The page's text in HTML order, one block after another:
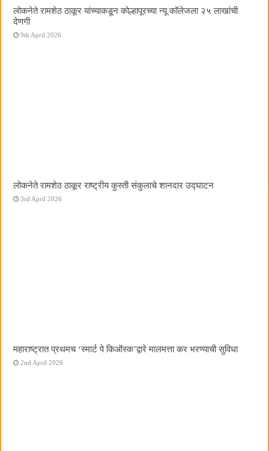
लोकनेते रामशेठ ठाकूर यांच्याकडून कोल्हापूरच्या न्यू कॉलेजला २५ लाखांची
देणगी
9th April 2026
लोकनेते रामशेठ ठाकूर राष्ट्रीय कुस्ती संकुलाचे शानदार उद्घाटन
3rd April 2026
महाराष्ट्रात प्रथमच ‌‘स्मार्ट पे किऑस्क‌’द्वारे मालमत्ता कर भरण्याची सुविधा
2nd April 2026